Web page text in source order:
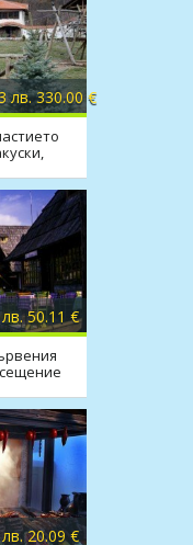
лв. 330.00 €
50.11 €
20.09 €